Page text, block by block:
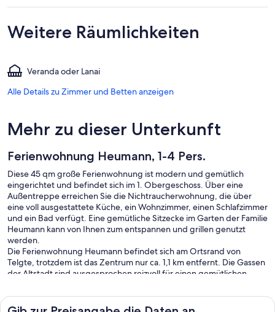
Weitere Räumlichkeiten
Veranda oder Lanai
Alle Details zu Zimmer und Betten anzeigen
Mehr zu dieser Unterkunft
Ferienwohnung Heumann, 1-4 Pers.
Diese 45 qm große Ferienwohnung ist modern und gemütlich
eingerichtet und befindet sich im 1. Obergeschoss. Über eine
Außentreppe erreichen Sie die Nichtraucherwohnung, die über
eine voll ausgestattete Küche, ein Wohnzimmer, einen Schlafzimmer
und ein Bad verfügt. Eine gemütliche Sitzecke im Garten der Familie
Heumann kann von Ihnen zum entspannen und grillen genutzt
werden.
Die Ferienwohnung Heumann befindet sich am Ortsrand von
Telgte, trotzdem ist das Zentrum nur ca. 1,1 km entfernt. Die Gassen
der Altstadt sind ausgesprochen reizvoll für einen gemütlichen
Ferienwohnung entfernt. Die Ferienwohnung zeichnet sich durch
die Nähe zu zahlreichen Radwegen aus. Die Friedensroute, der